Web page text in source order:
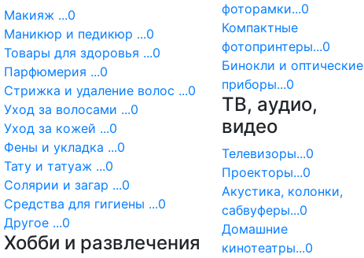
Макияж ...0
Маникюр и педикюр ...0
Товары для здоровья ...0
Парфюмерия ...0
Стрижка и удаление волос ...0
Уход за волосами ...0
Уход за кожей ...0
Фены и укладка ...0
Тату и татуаж ...0
Солярии и загар ...0
Средства для гигиены ...0
Другое ...0
Хобби и развлечения
фоторамки...0
Компактные
фотопринтеры...0
Бинокли и оптические
приборы...0
ТВ, аудио,
видео
Телевизоры...0
Проекторы...0
Акустика, колонки,
сабвуферы...0
Домашние
кинотеатры...0